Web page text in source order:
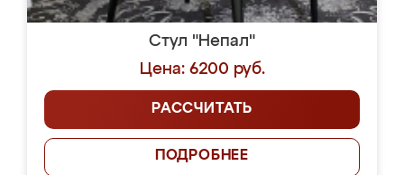
Стул "Непал"
Цена: 6200 руб.
РАССЧИТАТЬ
ПОДРОБНЕЕ